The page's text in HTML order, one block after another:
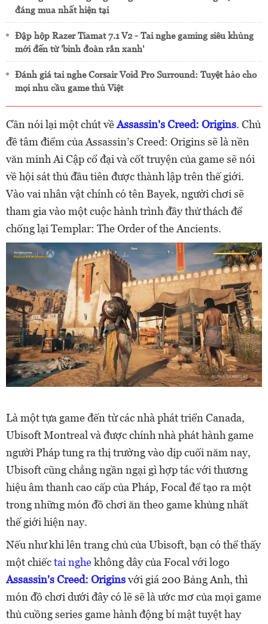
đáng mua nhất hiện tại
Đập hộp Razer Tiamat 7.1 V2 - Tai nghe gaming siêu khủng
mới đến từ 'binh đoàn rắn xanh'
Đánh giá tai nghe Corsair Void Pro Surround: Tuyệt hảo cho
mọi nhu cầu game thủ Việt
Cần nói lại một chút vềAssassin's Creed: Origins. Chủ
đề tâm điểm của Assassin’s Creed: Origins sẽ là nền
văn minh Ai Cập cổ đại và cốt truyện của game sẽ nói
về hội sát thủ đầu tiên được thành lập trên thế giới.
Vào vai nhân vật chính có tên Bayek, người chơi sẽ
tham gia vào một cuộc hành trình đầy thử thách để
chống lại Templar: The Order of the Ancients.
Là một tựa game đến từ các nhà phát triển Canada,
Ubisoft Montreal và được chính nhà phát hành game
người Pháp tung ra thị trường vào dịp cuối năm nay,
Ubisoft cũng chẳng ngần ngại gì hợp tác với thương
hiệu âm thanh cao cấp của Pháp, Focal để tạo ra một
trong những món đồ chơi ăn theo game khủng nhất
thế giới hiện nay.
Nếu như khi lên trang chủ của Ubisoft, bạn có thể thấy
một chiếctai nghekhông dây của Focal với logo
Assassin's Creed: Originsvới giá 200 Bảng Anh, thì
món đồ chơi dưới đây có lẽ sẽ là ước mơ của mọi game
thủ cuồng series game hành động bí mật tuyệt hay